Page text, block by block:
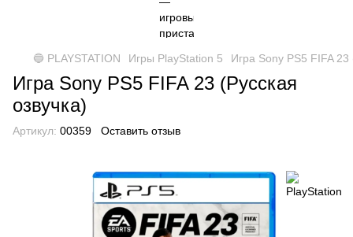
🔵 PLAYSTATION Игры PlayStation 5 Игра Sony PS5 FIFA 23
Игра Sony PS5 FIFA 23 (Русская
озвучка)
Артикул: 00359 Оставить отзыв